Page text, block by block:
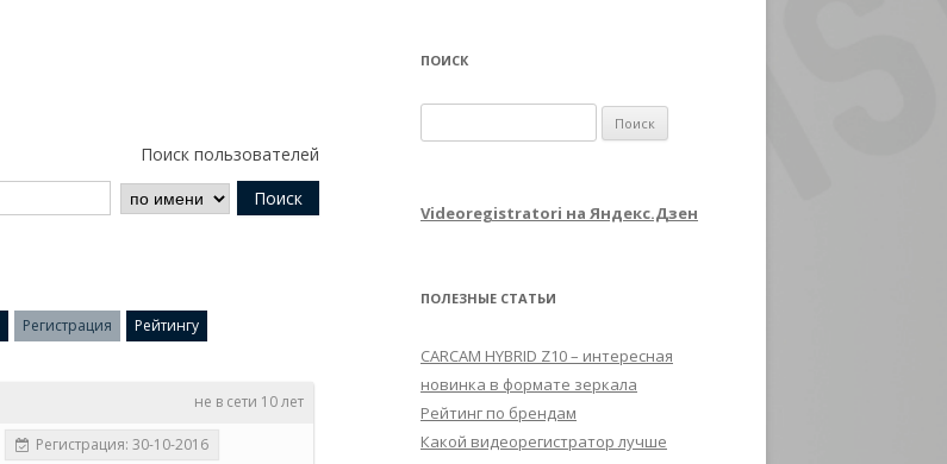
Поиск пользователей
Регистрация Рейтингу
не в сети 10 лет
Регистрация: 30-10-2016
ПОИСК
Videoregistratori на Яндекс.Дзен
ПОЛЕЗНЫЕ СТАТЬИ
CARCAM HYBRID Z10 – интересная
новинка в формате зеркала
Рейтинг по брендам
Какой видеорегистратор лучше